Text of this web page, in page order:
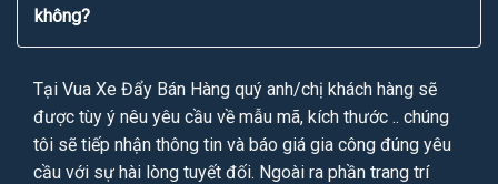
không?
Tại Vua Xe Đẩy Bán Hàng quý anh/chị khách hàng sẽ
được tùy ý nêu yêu cầu về mẫu mã, kích thước .. chúng
tôi sẽ tiếp nhận thông tin và báo giá gia công đúng yêu
cầu với sự hài lòng tuyết đối. Ngoài ra phần trang trí